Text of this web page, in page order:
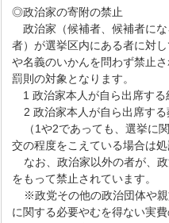
◎政治家の寄附の禁止
政治家（候補者、候補者に
者）が選挙区内にある者に対
や名義のいかんを問わず禁止
罰則の対象となります。
1 政治家本人が自ら出席する
2 政治家本人が自ら出席す
（1や2であっても、選挙に
交の程度をこえている場合は処
なお、政治家以外の者が、
をもって禁止されています。
※政党その他の政治団体や
に関する必要やむを得ない実